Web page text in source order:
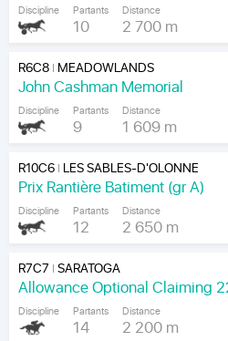
Discipline Partants
10
Distance
2 700 m
R6C8| MEADOWLANDS
John Cashman Memorial
Discipline Partants
9
Distance
1 609 m
R10C6| LES SABLES-D'OLONNE
Prix Rantière Batiment (gr A)
Discipline Partants
12
Distance
2 650 m
R7C7 |SARATOGA
Allowance Optional Claiming
Discipline Partants
14
Distance
2 200 m